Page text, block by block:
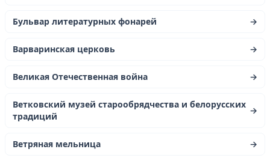
Бульвар литературных фонарей →
Варваринская церковь →
Великая Отечественная война →
Ветковский музей старообрядчества и белорусских
традиций
→
Ветряная мельница →